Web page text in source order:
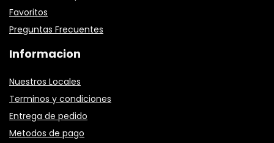
Favoritos
Preguntas Frecuentes
Informacion
Nuestros Locales
Terminos y condiciones
Entrega de pedido
Metodos de pago